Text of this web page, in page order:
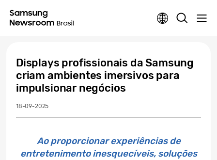
Displays profissionais da Samsung
criam ambientes imersivos para
impulsionar negócios
18-09-2025
Ao proporcionar experiências de
entretenimento inesquecíveis, soluções